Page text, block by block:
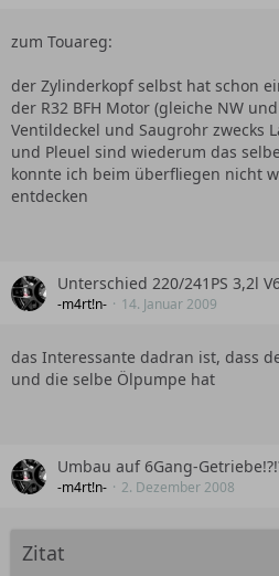
zum Touareg:
der Zylinderkopf selbst hat schon
der R32 BFH Motor (gleiche NW
Ventildeckel und Saugrohr zwecks
und Pleuel sind wiederum das
konnte ich beim überfliegen nicht
entdecken
Unterschied 220/241PS 3,2l
-m4rt!n- 14. Januar 2009
das Interessante dadran ist, dass
und die selbe Ölpumpe hat
Umbau auf 6Gang-
-m4rt!n- 2. Dezember 2008
Zitat